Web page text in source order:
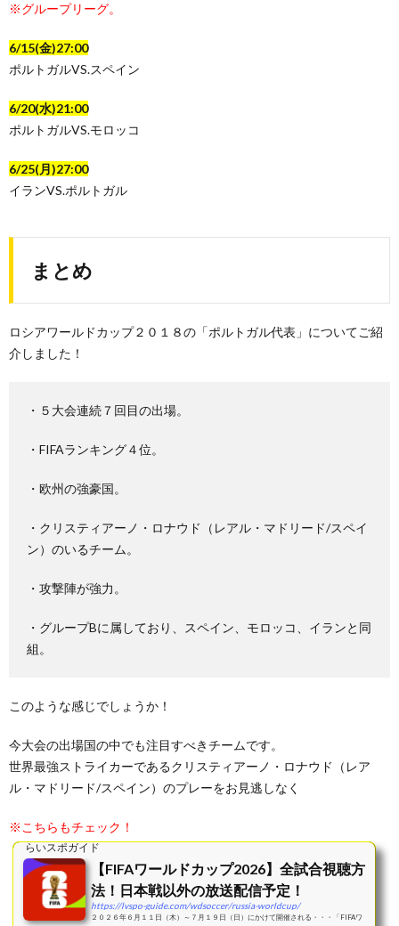
※グループリーグ。
6/15(金)27:00
ポルトガルVS.スペイン
6/20(水)21:00
ポルトガルVS.モロッコ
6/25(月)27:00
イランVS.ポルトガル
まとめ
ロシアワールドカップ２０１８の「ポルトガル代表」についてご紹
介しました！
・５大会連続７回目の出場。
・FIFAランキング４位。
・欧州の強豪国。
・クリスティアーノ・ロナウド（レアル・マドリード/スペイ
ン）のいるチーム。
・攻撃陣が強力。
・グループBに属しており、スペイン、モロッコ、イランと同
組。
このような感じでしょうか！
今大会の出場国の中でも注目すべきチームです。
世界最強ストライカーであるクリスティアーノ・ロナウド（レア
ル・マドリード/スペイン）のプレーをお見逃しなく
※こちらもチェック！
らいスポガイド
【FIFAワールドカップ2026】全試合視聴方
法！日本戦以外の放送配信予定！
https://lvspo-guide.com/wdsoccer/russia-worldcup/
２０２６年６月１１日（木）～７月１９日（日）にかけて開催される・・・「FIFAワ